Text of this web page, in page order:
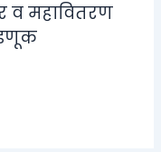
व महावितरण